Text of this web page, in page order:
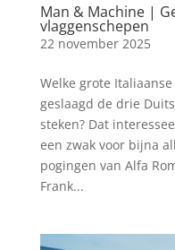
Man & Machine |
vlaggenschepen
22 november 2025
Welke grote
geslaagd de drie
steken? Dat
een zwak voor bijna
pogingen van Alfa
Frank...